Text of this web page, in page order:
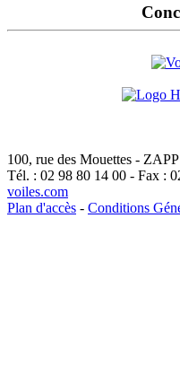
100, rue des Mouettes -
Tél. : 02 98 80 14 00 - Fax :
voiles.com
Plan d'accès - Conditions